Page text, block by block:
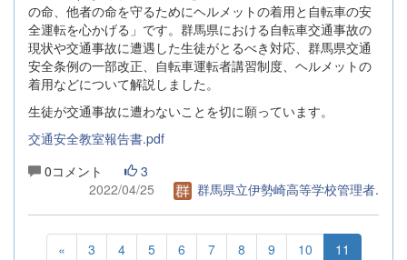
の命、他者の命を守るためにヘルメットの着用と自転車の安
全運転を心かげる」です。群馬県における自転車交通事故の
現状や交通事故に遭遇した生徒がとるべき対応、群馬県交通
安全条例の一部改正、自転車運転者講習制度、ヘルメットの
着用などについて解説しました。
生徒が交通事故に遭わないことを切に願っています。
交通安全教室報告書.pdf
0コメント
3
2022/04/25
群馬県立伊勢崎高等学校管理者.
« 3 4 5 6 7 8 9 10 11